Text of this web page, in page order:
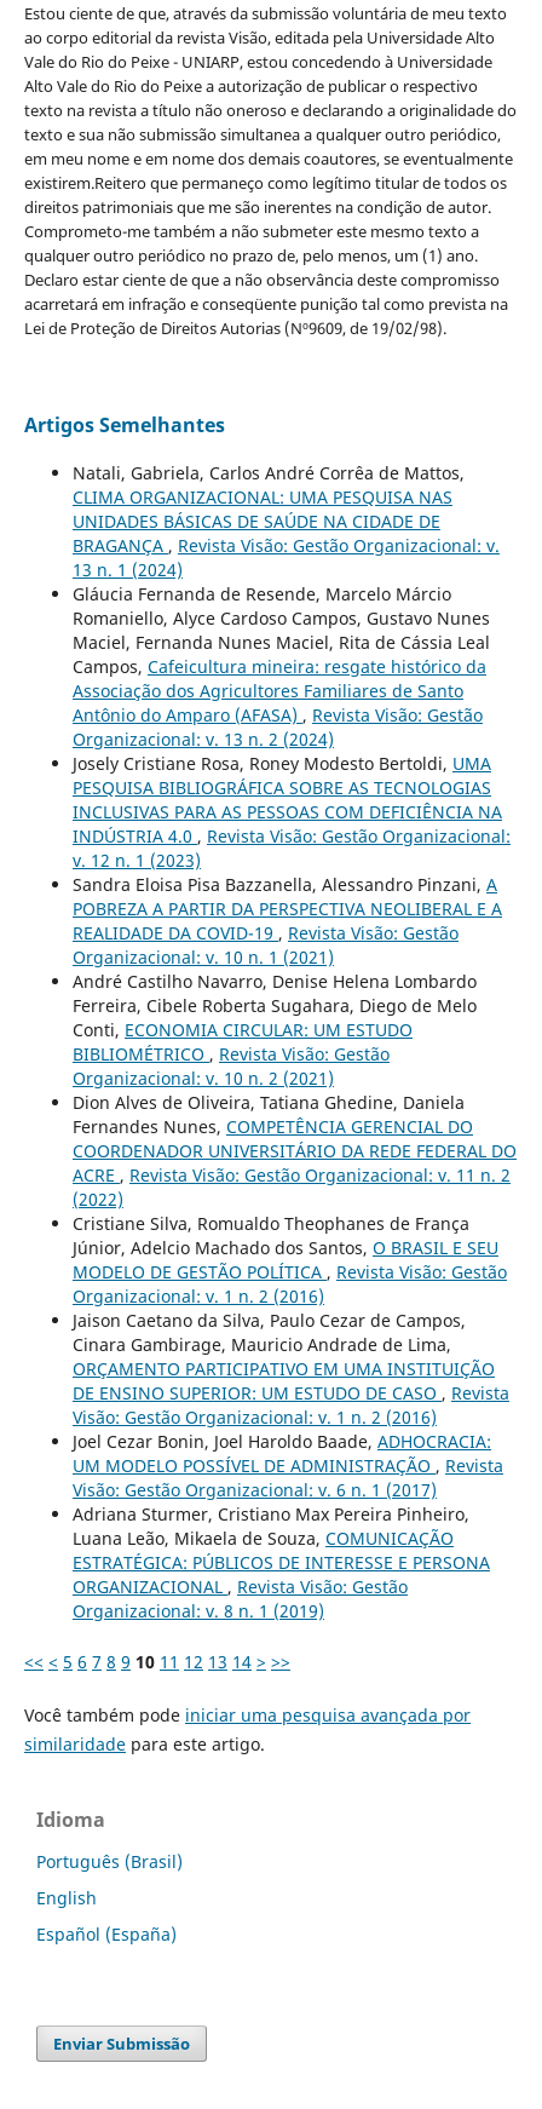
Estou ciente de que, através da submissão voluntária de meu texto
ao corpo editorial da revista Visão, editada pela Universidade Alto
Vale do Rio do Peixe - UNIARP, estou concedendo à Universidade
Alto Vale do Rio do Peixe a autorização de publicar o respectivo
texto na revista a título não oneroso e declarando a originalidade do
texto e sua não submissão simultanea a qualquer outro periódico,
em meu nome e em nome dos demais coautores, se eventualmente
existirem.Reitero que permaneço como legítimo titular de todos os
direitos patrimoniais que me são inerentes na condição de autor.
Comprometo-me também a não submeter este mesmo texto a
qualquer outro periódico no prazo de, pelo menos, um (1) ano.
Declaro estar ciente de que a não observância deste compromisso
acarretará em infração e conseqüente punição tal como prevista na
Lei de Proteção de Direitos Autorias (Nº9609, de 19/02/98).
Artigos Semelhantes
Natali, Gabriela, Carlos André Corrêa de Mattos,
CLIMA ORGANIZACIONAL: UMA PESQUISA NAS
UNIDADES BÁSICAS DE SAÚDE NA CIDADE DE
BRAGANÇA , Revista Visão: Gestão Organizacional: v.
13 n. 1 (2024)
Gláucia Fernanda de Resende, Marcelo Márcio
Romaniello, Alyce Cardoso Campos, Gustavo Nunes
Maciel, Fernanda Nunes Maciel, Rita de Cássia Leal
Campos, Cafeicultura mineira: resgate histórico da
Associação dos Agricultores Familiares de Santo
Antônio do Amparo (AFASA) , Revista Visão: Gestão
Organizacional: v. 13 n. 2 (2024)
Josely Cristiane Rosa, Roney Modesto Bertoldi, UMA
PESQUISA BIBLIOGRÁFICA SOBRE AS TECNOLOGIAS
INCLUSIVAS PARA AS PESSOAS COM DEFICIÊNCIA NA
INDÚSTRIA 4.0 , Revista Visão: Gestão Organizacional:
v. 12 n. 1 (2023)
Sandra Eloisa Pisa Bazzanella, Alessandro Pinzani, A
POBREZA A PARTIR DA PERSPECTIVA NEOLIBERAL E A
REALIDADE DA COVID-19 , Revista Visão: Gestão
Organizacional: v. 10 n. 1 (2021)
André Castilho Navarro, Denise Helena Lombardo
Ferreira, Cibele Roberta Sugahara, Diego de Melo
Conti, ECONOMIA CIRCULAR: UM ESTUDO
BIBLIOMÉTRICO , Revista Visão: Gestão
Organizacional: v. 10 n. 2 (2021)
Dion Alves de Oliveira, Tatiana Ghedine, Daniela
Fernandes Nunes, COMPETÊNCIA GERENCIAL DO
COORDENADOR UNIVERSITÁRIO DA REDE FEDERAL DO
ACRE , Revista Visão: Gestão Organizacional: v. 11 n. 2
(2022)
Cristiane Silva, Romualdo Theophanes de França
Júnior, Adelcio Machado dos Santos, O BRASIL E SEU
MODELO DE GESTÃO POLÍTICA , Revista Visão: Gestão
Organizacional: v. 1 n. 2 (2016)
Jaison Caetano da Silva, Paulo Cezar de Campos,
Cinara Gambirage, Mauricio Andrade de Lima,
ORÇAMENTO PARTICIPATIVO EM UMA INSTITUIÇÃO
DE ENSINO SUPERIOR: UM ESTUDO DE CASO , Revista
Visão: Gestão Organizacional: v. 1 n. 2 (2016)
Joel Cezar Bonin, Joel Haroldo Baade, ADHOCRACIA:
UM MODELO POSSÍVEL DE ADMINISTRAÇÃO , Revista
Visão: Gestão Organizacional: v. 6 n. 1 (2017)
Adriana Sturmer, Cristiano Max Pereira Pinheiro,
Luana Leão, Mikaela de Souza, COMUNICAÇÃO
ESTRATÉGICA: PÚBLICOS DE INTERESSE E PERSONA
ORGANIZACIONAL , Revista Visão: Gestão
Organizacional: v. 8 n. 1 (2019)
<< < 5 6 7 8 9 10 11 12 13 14 > >>
Você também pode iniciar uma pesquisa avançada por
similaridadepara este artigo.
Idioma
Português (Brasil)
English
Español (España)
Enviar Submissão